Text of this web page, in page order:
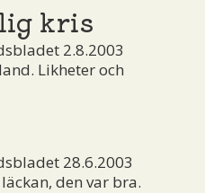
kris
2.8.2003
Likheter och
28.6.2003
den var bra.